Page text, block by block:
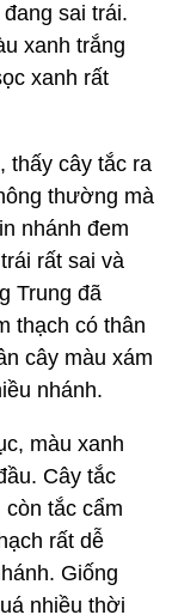
sai trái.
xanh trắng
xanh rất
thấy cây tắc ra
thường mà
nhánh đem
rất sai và
Trung đã
thạch có thân
cây màu xám
nhánh.
màu xanh
Cây tắc
tắc cẩm
rất dễ
Giống
nhiều thời